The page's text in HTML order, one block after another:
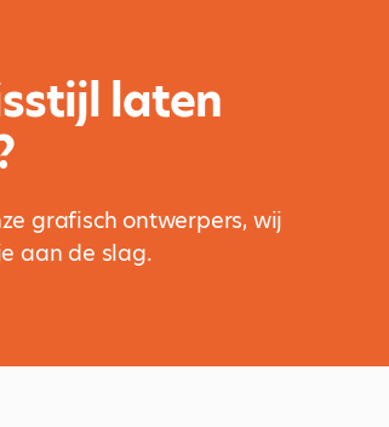
laten
grafisch ontwerpers, wij
aan de slag.